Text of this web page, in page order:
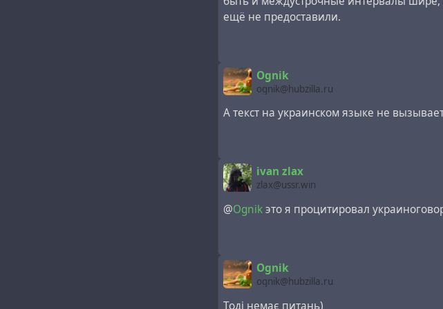
ещё не предоставили.
Ognik
ognik@hubzilla.ru
А текст на украинском языке не
ivan zlax
zlax@ussr.win
@Ognikэто я процитировал
Ognik
ognik@hubzilla.ru
Тодi немає питань)